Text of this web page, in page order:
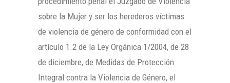
sobre la Mujer y ser los herederos víctimas
de violencia de género de conformidad con el
artículo 1.2 de la Ley Orgánica 1/2004, de 28
de diciembre, de Medidas de Protección
Integral contra la Violencia de Género, el